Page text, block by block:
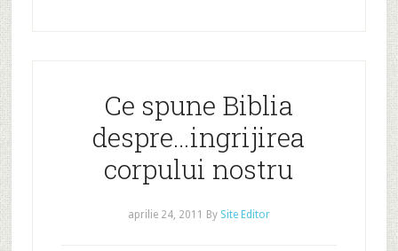
Ce spune Biblia
despre…ingrijirea
corpului nostru
aprilie 24, 2011 By Site Editor